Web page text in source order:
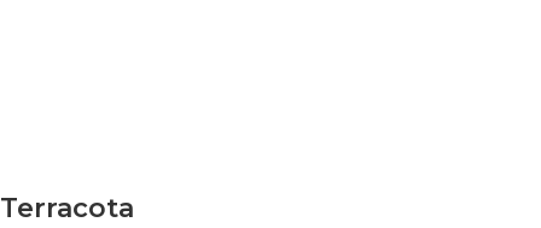
Terracota